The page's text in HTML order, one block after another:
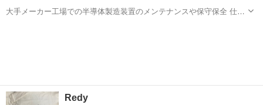
大手メーカー工場での半導体製造装置のメンテナンスや保守保全 仕事
Redy